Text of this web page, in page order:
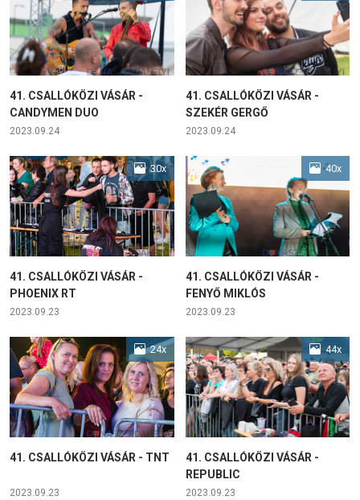
41. CSALLÓKÖZI VÁSÁR -
CANDYMEN DUO
2023.09.24
41. CSALLÓKÖZI VÁSÁR -
SZEKÉR GERGŐ
2023.09.24
30x
41. CSALLÓKÖZI VÁSÁR -
PHOENIX RT
2023.09.23
40x
41. CSALLÓKÖZI VÁSÁR -
FENYŐ MIKLÓS
2023.09.23
24x
41. CSALLÓKÖZI VÁSÁR - TNT
2023.09.23
44x
41. CSALLÓKÖZI VÁSÁR -
REPUBLIC
2023.09.23